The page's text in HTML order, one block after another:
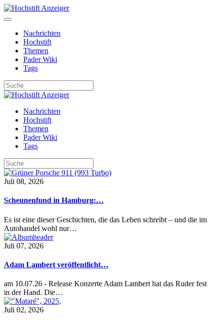
Nachrichten
Hochstift
Themen
Pader Wiki
Tags
Nachrichten
Hochstift
Themen
Pader Wiki
Tags
Juli 08, 2026
Scheunenfund in Hamburg:…
Es ist eine dieser Geschichten, die das Leben schreibt – und die im
Autohandel wohl nur…
Juli 07, 2026
Adam Lambert veröffentlicht…
am 10.07.26 - Release Konzerte Adam Lambert hat das Ruder fest
in der Hand. Die…
Juli 02, 2026